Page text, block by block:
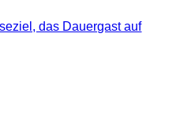
das Dauergast auf